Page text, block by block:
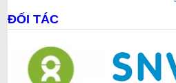
ĐỐI TÁC